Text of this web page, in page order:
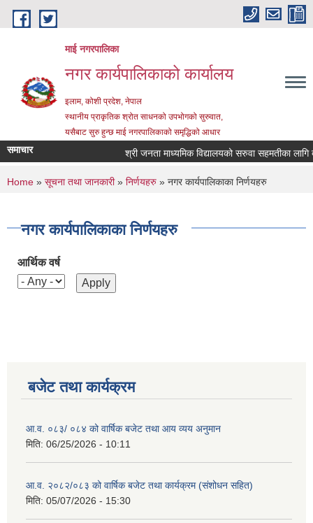
Skip to main content
माई नगरपालिका
नगर कार्यपालिकाको कार्यालय
इलाम, कोशी प्रदेश, नेपाल
स्थानीय प्राकृतिक श्रोत साधनको उपभोगको सुरुवात,
यसैबाट सुरु हुन्छ माई नगरपालिकाको समृद्धिको आधार
समाचार श्री जनता माध्यमिक विद्यालयको सरुवा सहमतीका लागि
You are here
Home » सूचना तथा जानकारी» निर्णयहरु » नगर कार्यपालिकाका निर्णयहरु
नगर कार्यपालिकाका निर्णयहरु
आर्थिक वर्ष
बजेट तथा कार्यक्रम
आ.व. ०८३/ ०८४ को वार्षिक बजेट तथा आय व्यय अनुमान
मिति: 06/25/2026 - 10:11
आ.व. २०८२/०८३ को वार्षिक बजेट तथा कार्यक्रम (संशोधन सहित)
मिति: 05/07/2026 - 15:30